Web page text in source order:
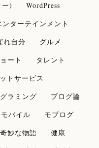
)
WordPress
ンターテインメント
れ自分
グルメ
ート
タレント
トサービス
ラミング
ブログ論
モバイル
モブログ
妙な物語
健康